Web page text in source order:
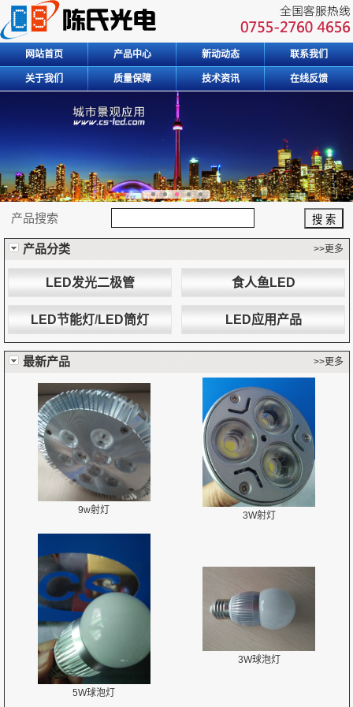
网站首页 产品中心 新动动态 联系我们
关于我们 质量保障 技术资讯 在线反馈
产品搜索
产品分类 >>更多
LED发光二极管 食人鱼LED
LED节能灯/LED筒灯 LED应用产品
最新产品 >>更多
9w射灯 3W射灯
5W球泡灯
3W球泡灯